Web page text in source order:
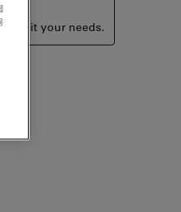
suit your needs.